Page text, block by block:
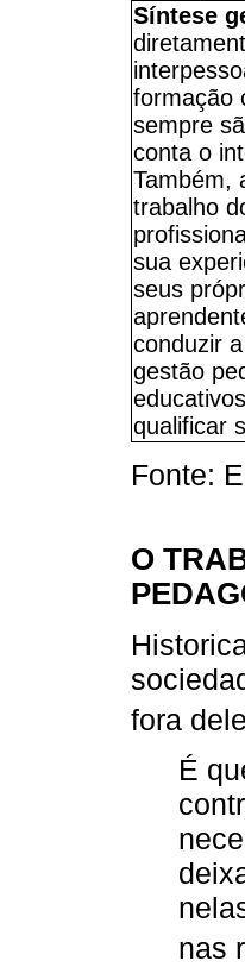
Síntese
formação
sempre
conta o
Também,
trabalho
sua
seus
conduzir
gestão
qualificar
Fonte:
O
fora
É
nas